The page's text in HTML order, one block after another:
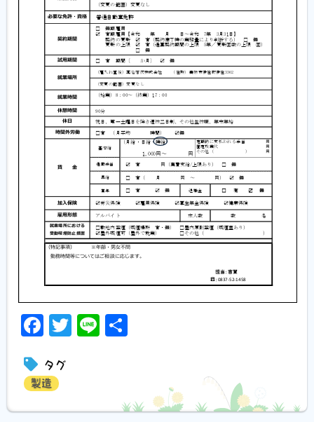
Facebook
Twitter
Line
タグ
製造